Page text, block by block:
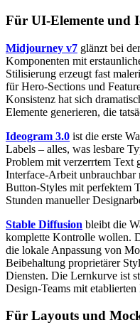
Für UI-Elemente und
Midjourney v7 glänzt bei
Komponenten mit
Stilisierung erzeugt fast
für Hero-Sections und
Konsistenz hat sich
Elemente generieren, die
Ideogram 3.0 ist die erste
Labels – alles, was lesbare
Problem mit verzerrtem Text
Interface-Arbeit
Button-Styles mit perfektem
Stunden manueller
Stable Diffusion bleibt die
komplette Kontrolle wollen.
die lokale Anpassung von
Beibehaltung proprietärer
Diensten. Die Lernkurve ist
Design-Teams mit etablierten
Für Layouts und